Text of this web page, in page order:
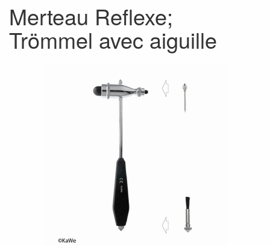
Merteau Reflexe;
Trömmel avec aiguille